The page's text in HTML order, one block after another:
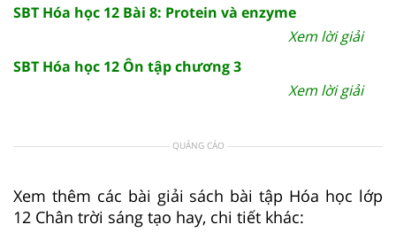
SBT Hóa học 12 Bài 8: Protein và enzyme
Xem lời giải
SBT Hóa học 12 Ôn tập chương 3
Xem lời giải
QUẢNG CÁO
Xem thêm các bài giải sách bài tập Hóa học lớp
12 Chân trời sáng tạo hay, chi tiết khác: